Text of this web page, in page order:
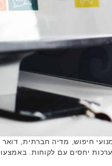
מנועי חיפוש, מדיה חברתית,
יחסים עם לקוחות.